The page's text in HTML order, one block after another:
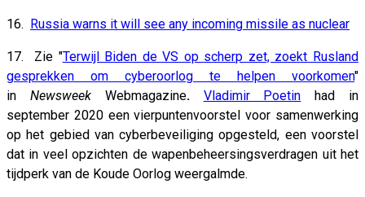
16. Russia warns it will see any incoming missile as nuclear
17. Zie "Terwijl Biden de VS op scherp zet, zoekt Rusland
gesprekken om cyberoorlog te helpen voorkomen"
in Newsweek Webmagazine. Vladimir Poetin had in
september 2020 een vierpuntenvoorstel voor samenwerking
op het gebied van cyberbeveiliging opgesteld, een voorstel
dat in veel opzichten de wapenbeheersingsverdragen uit het
tijdperk van de Koude Oorlog weergalmde.